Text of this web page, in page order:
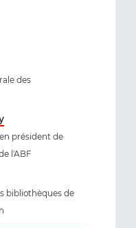
des
président de
l'ABF
bibliothèques de